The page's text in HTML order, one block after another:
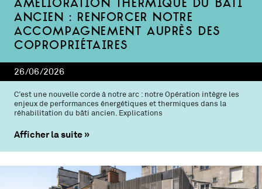
Amélioration thermique du bâti
ancien : renforcer notre
accompagnement auprès des
copropriétaires
26/06/2026
C’est une nouvelle corde à notre arc : notre Opération intègre les
enjeux de performances énergétiques et thermiques dans la
réhabilitation du bâti ancien. Explications
Afficher la suite